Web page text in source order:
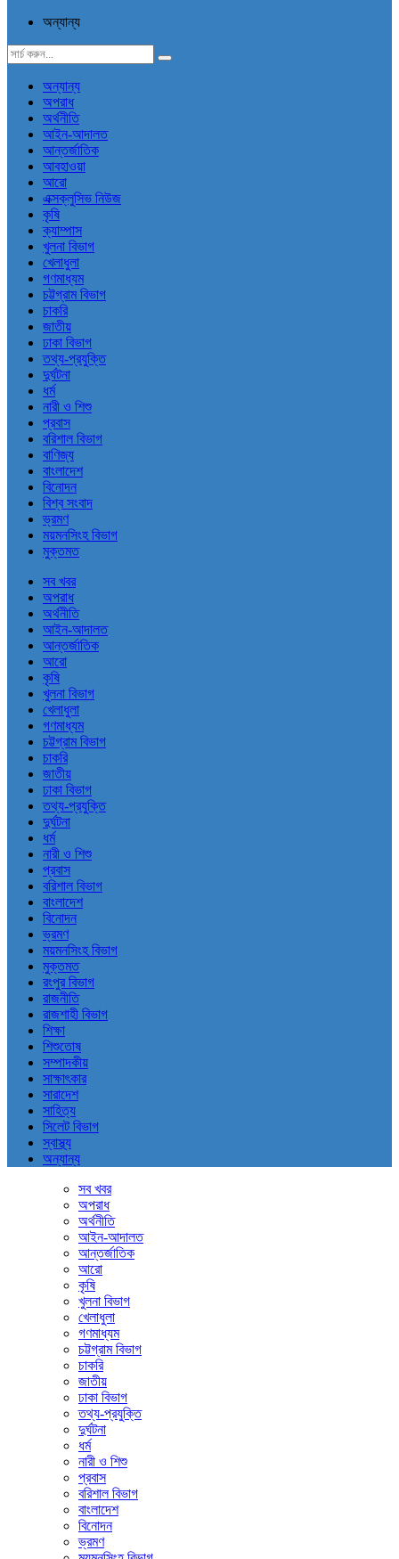
অন্যান্য
অন্যান্য
অপরাধ
অর্থনীতি
আইন-আদালত
আন্তর্জাতিক
আবহাওয়া
আরো
এক্সক্লুসিভ নিউজ
কৃষি
ক্যাম্পাস
খুলনা বিভাগ
খেলাধুলা
গণমাধ্যম
চট্টগ্রাম বিভাগ
চাকরি
জাতীয়
ঢাকা বিভাগ
তথ্য-প্রযুক্তি
দুর্ঘটনা
ধর্ম
নারী ও শিশু
প্রবাস
বরিশাল বিভাগ
বাণিজ্য
বাংলাদেশ
বিনোদন
বিশ্ব সংবাদ
ভ্রমণ
ময়মনসিংহ বিভাগ
মুক্তমত
সব খবর
অপরাধ
অর্থনীতি
আইন-আদালত
আন্তর্জাতিক
আরো
কৃষি
খুলনা বিভাগ
খেলাধুলা
গণমাধ্যম
চট্টগ্রাম বিভাগ
চাকরি
জাতীয়
ঢাকা বিভাগ
তথ্য-প্রযুক্তি
দুর্ঘটনা
ধর্ম
নারী ও শিশু
প্রবাস
বরিশাল বিভাগ
বাংলাদেশ
বিনোদন
ভ্রমণ
ময়মনসিংহ বিভাগ
মুক্তমত
রংপুর বিভাগ
রাজনীতি
রাজশাহী বিভাগ
শিক্ষা
শিশুতোষ
সম্পাদকীয়
সাক্ষাৎকার
সারাদেশ
সাহিত্য
সিলেট বিভাগ
স্বাস্থ্য
অন্যান্য
সব খবর
অপরাধ
অর্থনীতি
আইন-আদালত
আন্তর্জাতিক
আরো
কৃষি
খুলনা বিভাগ
খেলাধুলা
গণমাধ্যম
চট্টগ্রাম বিভাগ
চাকরি
জাতীয়
ঢাকা বিভাগ
তথ্য-প্রযুক্তি
দুর্ঘটনা
ধর্ম
নারী ও শিশু
প্রবাস
বরিশাল বিভাগ
বাংলাদেশ
বিনোদন
ভ্রমণ